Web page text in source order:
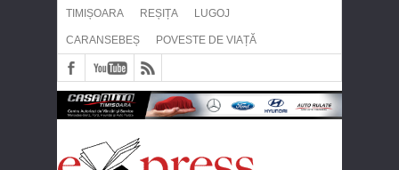
TIMIȘOARA REȘIȚA LUGOJ
CARANSEBEȘ POVESTE DE VIAȚĂ